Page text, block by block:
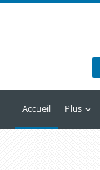
Accueil Plus